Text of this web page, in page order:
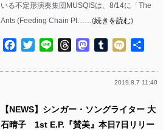
いる不定形演奏集団MUSQISは、8/14に「The
Ants (Feeding Chain Pt……(続きを読む)
Facebook
TwitterLine ThreadsMastodon
Tumblr
Mixi
2019.8.7 11:40
【NEWS】シンガー・ソングライター 大
石晴子 1st E.P.『賛美』本日7日リリー